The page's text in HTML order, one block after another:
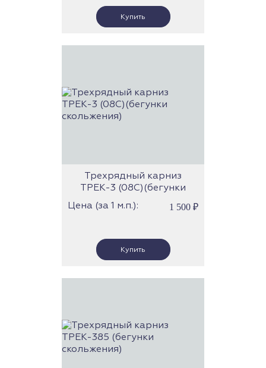
Трехрядный карниз
ТРЕК-3 (08С)(бегунки
скольжения)
Цена (за 1 м.п.): 1 500 ₽